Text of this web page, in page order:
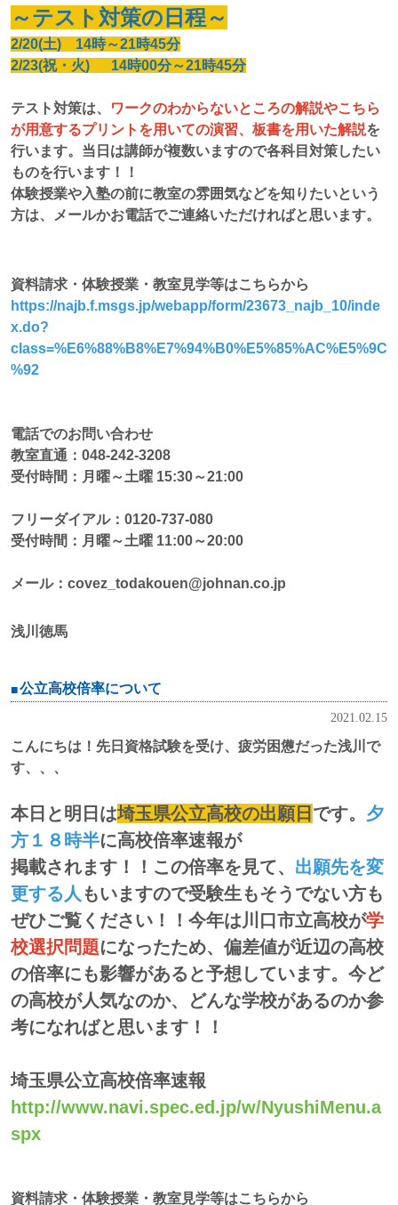
～テスト対策の日程～
2/20(土) 14時～21時45分
2/23(祝・火) 14時00分～21時45分
テスト対策は、
ワークのわからないところの解説やこちら
が用意するプリントを用いての演習、板書を用いた解説を
行います。当日は講師が複数いますので各科目対策したい
ものを行います！！
体験授業や入塾の前に教室の雰囲気などを知りたいという
方は、メールかお電話でご連絡いただければと思います。
資料請求・体験授業・教室見学等はこちらから
https://najb.f.msgs.jp/webapp/form/23673_najb_10/inde
x.do?
class=%E6%88%B8%E7%94%B0%E5%85%AC%E5%9C
%92
電話でのお問い合わせ
教室直通：048-242-3208
受付時間：月曜～土曜 15:30～21:00
フリーダイアル：0120-737-080
受付時間：月曜～土曜 11:00～20:00
メール：covez_todakouen@johnan.co.jp
浅川徳馬
公立高校倍率について
2021.02.15
こんにちは！先日資格試験を受け、疲労困憊だった浅川で
す、、、
本日と明日は埼玉県公立高校の出願日 です。 夕
方１８時半に高校倍率速報が
掲載されます！！この倍率を見て、 出願先を変
更する人 もいますので受験生もそうでない方も
ぜひご覧ください！！今年は川口市立高校が学
校選択問題になったため、偏差値が近辺の高校
の倍率にも影響があると予想しています。今ど
の高校が人気なのか、どんな学校があるのか参
考になればと思います！！
埼玉県公立高校倍率速報
http://www.navi.spec.ed.jp/w/NyushiMenu.a
spx
資料請求・体験授業・教室見学等はこちらから